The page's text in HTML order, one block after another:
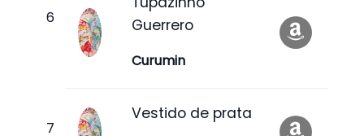
Guerrero
Curumin
Vestido de prata